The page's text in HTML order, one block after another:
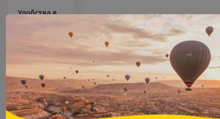
Удобства в
Кондиционер
(индивидуальный)
Балкон или
терраса
Фен
Вид на океан
Площадь
номера 30
m²
Сейф
Душ
Туалет
Подробнее
Вылет из: Вильнюс